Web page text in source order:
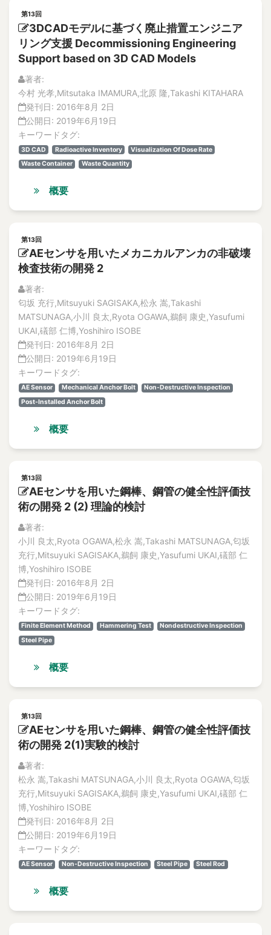
Accelerated-Aging Test
Acceleration
Acceleration of irradiation embrittlement
Accept Risks in Natural Disaster
Acceptable Crack
Acceptance criteria
accessibility
accident
Accident
accident compensation
accident management
accident response
accident sequences
Accidents
accountability
accumulation
accuracy
Accuracy
ACE test
ACM-sensor
Acoustic diagnosis
Acoustic Emission
Acoustic Emission (AE)
Acoustic Emission Sensor
acoustic emission sensor
Acoustic Emission(AE)
Acoustic method
Acoustic monitoring
acoustic sensor
Acoustic source localization
Acoustoelastic effect
Action Plan for Safety improvement
Action Recognition
activation energy
Active fault
active faults
Active Heating
active neutron
Active Searching for contradictory evidence
Activity
Activity release
actual application E-mail
adachitoshiba
論文
解説記事
特集記事
解説記事
特集記事
No.2
特集記事
解説記事
論文
特集記事
解説記事
Vol.18
No.4
特集記事
No.3
特集記事
解説記事
論文
No.2
特集記事
論文
解説記事
特集記事
Vol.17
No.1
論文
論文
解説記事
No.3
論文
解説記事
No.4
論文
No.1
論文
解説記事
No.3
解説記事
No.4
論文
解説記事
Vol.15
No.1
論文
No.2
第13回
3DCADモデルに基づく廃止措置エンジニア
リング支援 Decommissioning Engineering
Support based on 3D CAD Models
著者:
今村 光孝,Mitsutaka IMAMURA,北原 隆,Takashi KITAHARA
発刊日: 2016年8月 2日
公開日: 2019年6月19日
キーワードタグ:
3D CAD Radioactive Inventory
Visualization Of Dose Rate
Waste Container
Waste Quantity
概要
第13回
AEセンサを用いたメカニカルアンカの非破壊
検査技術の開発 2
著者:
匂坂 充行,Mitsuyuki SAGISAKA,松永 嵩,Takashi
MATSUNAGA,小川 良太,Ryota OGAWA,鵜飼 康史,Yasufumi
UKAI,礒部 仁博,Yoshihiro ISOBE
発刊日: 2016年8月 2日
公開日: 2019年6月19日
キーワードタグ:
AE Sensor Mechanical Anchor Bolt
Non-Destructive Inspection
Post-Installed Anchor Bolt
概要
第13回
AEセンサを用いた鋼棒、鋼管の健全性評価技
術の開発 2 (2) 理論的検討
著者:
小川 良太,Ryota OGAWA,松永 嵩,Takashi MATSUNAGA,匂坂
充行,Mitsuyuki SAGISAKA,鵜飼 康史,Yasufumi UKAI,礒部 仁
博,Yoshihiro ISOBE
発刊日: 2016年8月 2日
公開日: 2019年6月19日
キーワードタグ:
Finite Element Method Hammering Test
Nondestructive Inspection
Steel Pipe
概要
第13回
AEセンサを用いた鋼棒、鋼管の健全性評価技
術の開発 2(1)実験的検討
著者:
松永 嵩,Takashi MATSUNAGA,小川 良太,Ryota OGAWA,匂坂
充行,Mitsuyuki SAGISAKA,鵜飼 康史,Yasufumi UKAI,礒部 仁
博,Yoshihiro ISOBE
発刊日: 2016年8月 2日
公開日: 2019年6月19日
キーワードタグ:
AE Sensor Non-Destructive Inspection Steel Pipe Steel Rod
概要